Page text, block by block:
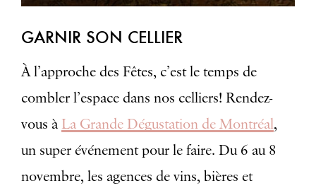
GARNIR SON CELLIER
À l’approche des Fêtes, c’est le temps de
combler l’espace dans nos celliers! Rendez-
vous à La Grande Dégustation de Montréal,
un super événement pour le faire. Du 6 au 8
novembre, les agences de vins, bières et